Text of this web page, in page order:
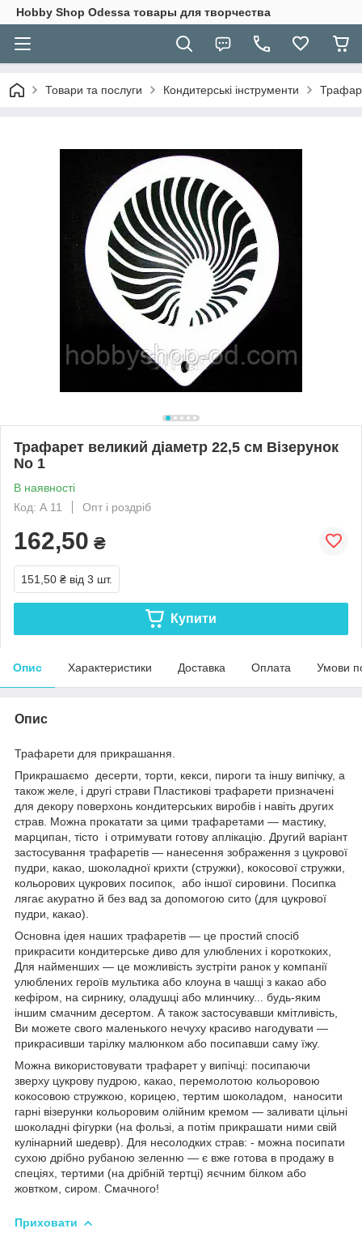
Hobbу Shop Odessa товары для творчества
Товари та послуги Кондитерські інструменти
Трафарет великий діаметр 22,5 см Візерунок
No 1
В наявності
Код: А 11
Опт і роздріб
162,50 ₴
151,50 ₴ від 3 шт.
Купити
Опис Характеристики Доставка Оплата Умови
Опис
Трафарети для прикрашання.
Прикрашаємо десерти, торти, кекси, пироги та іншу випічку, а
також желе, і другі страви Пластикові трафарети призначені
для декору поверхонь кондитерських виробів і навіть других
страв. Можна прокатати за цими трафаретами — мастику,
марципан, тісто і отримувати готову аплікацію. Другий варіант
застосування трафаретів — нанесення зображення з цукрової
пудри, какао, шоколадної крихти (стружки), кокосової стружки,
кольорових цукрових посипок, або іншої сировини. Посипка
лягає акуратно й без вад за допомогою сито (для цукрової
пудри, какао).
Основна ідея наших трафаретів — це простий спосіб
прикрасити кондитерське диво для улюблених і короткоких,
Для найменших — це можливість зустріти ранок у компанії
улюблених героїв мультика або клоуна в чашці з какао або
кефіром, на сирнику, оладушці або млинчику... будь-яким
іншим смачним десертом. А також застосувавши кмітливість,
Ви можете свого маленького нечуху красиво нагодувати —
прикрасивши тарілку малюнком або посипавши саму їжу.
Можна використовувати трафарет у випічці: посипаючи
зверху цукрову пудрою, какао, перемолотою кольоровою
кокосовою стружкою, корицею, тертим шоколадом, наносити
гарні візерунки кольоровим олійним кремом — заливати цільні
шоколадні фігурки (на фользі, а потім прикрашати ними свій
кулінарний шедевр). Для несолодких страв: - можна посипати
сухою дрібно рубаною зеленню — є вже готова в продажу в
спеціях, тертими (на дрібній тертці) яєчним білком або
жовтком, сиром. Смачного!
Приховати